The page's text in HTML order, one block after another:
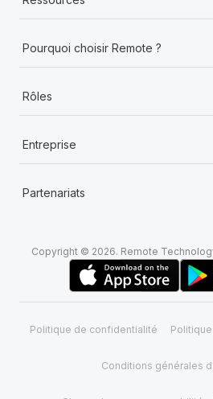
Pourquoi choisir Remote ?
Rôles
Entreprise
Partenariats
Copyright © 2026. Remote
Politique de confidentialité
Conditions générales